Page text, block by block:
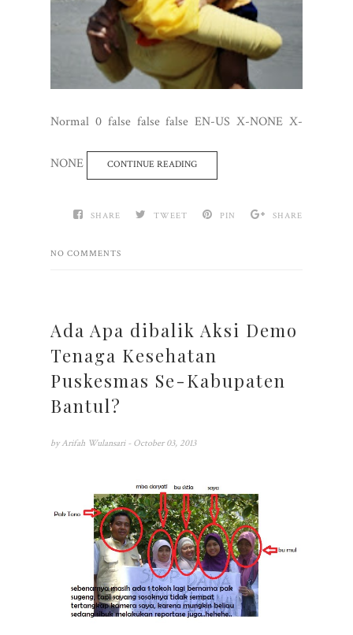
Normal 0 false false false EN-US X-NONE X-
NONE CONTINUE READING
SHARE TWEET PIN SHARE
NO COMMENTS
Ada Apa dibalik Aksi Demo
Tenaga Kesehatan
Puskesmas Se-Kabupaten
Bantul?
by Arifah Wulansari - October 03, 2013